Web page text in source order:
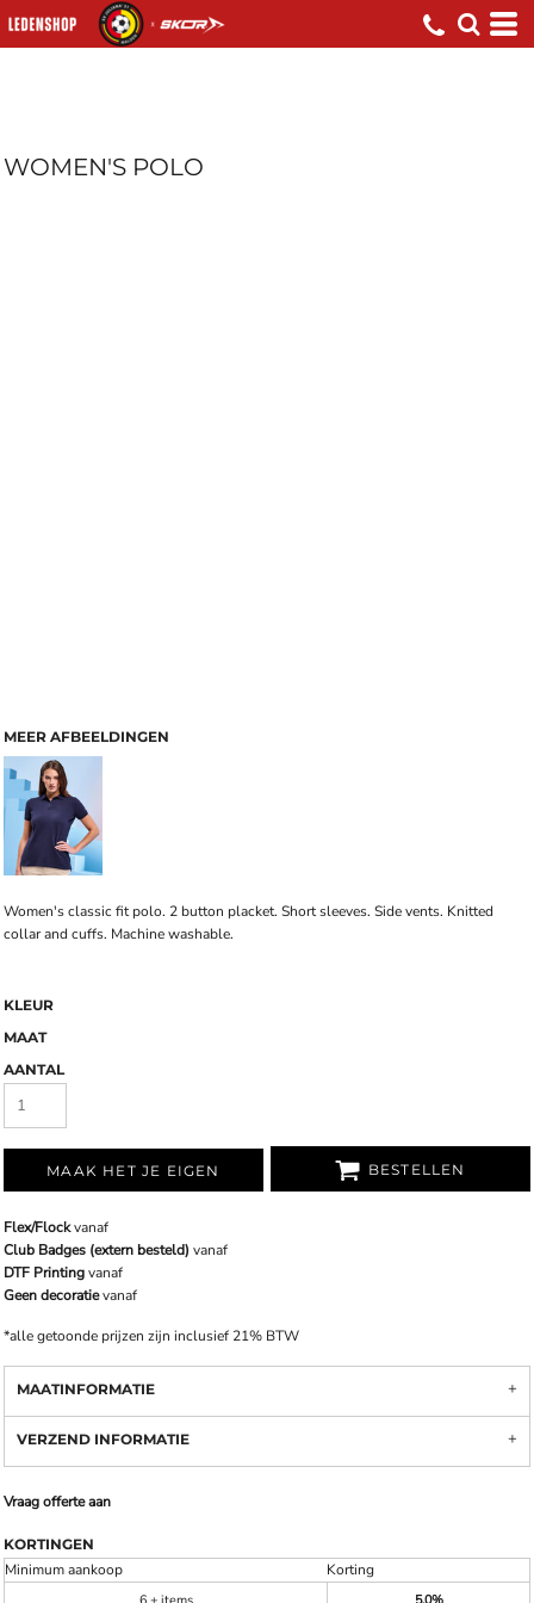
WOMEN'S POLO
MEER AFBEELDINGEN
Women's classic fit polo. 2 button placket. Short sleeves. Side vents. Knitted
collar and cuffs. Machine washable.
KLEUR
MAAT
AANTAL
MAAK HET JE EIGEN BESTELLEN
Flex/Flockvanaf
Club Badges (extern besteld) vanaf
DTF Printingvanaf
Geen decoratievanaf
*alle getoonde prijzen zijn inclusief 21% BTW
MAATINFORMATIE
VERZEND INFORMATIE
Vraag offerte aan
KORTINGEN
Minimum aankoop Korting